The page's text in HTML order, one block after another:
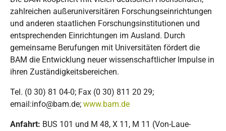
zahlreichen außeruniversitären Forschungseinrichtungen
und anderen staatlichen Forschungsinstitutionen und
entsprechenden Einrichtungen im Ausland. Durch
gemeinsame Berufungen mit Universitäten fördert die
BAM die Entwicklung neuer wissenschaftlicher Impulse in
ihren Zuständigkeitsbereichen.
Tel. (0 30) 81 04-0; Fax (0 30) 811 20 29;
email:info@bam.de; www.bam.de
Anfahrt: BUS 101 und M 48, X 11, M 11 (Von-Laue-